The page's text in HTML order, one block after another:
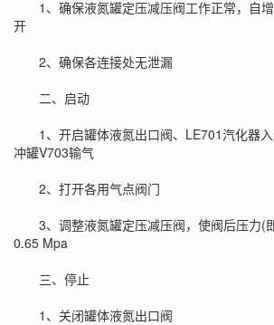
1、确保液氮罐定压减压阀工作正常，自
开
2、确保各连接处无泄漏
二、启动
1、开启罐体液氮出口阀、LE701汽化器入
冲罐V703输气
2、打开各用气点阀门
3、调整液氮罐定压减压阀，使阀后压力(
0.65 Mpa
三、停止
1、关闭罐体液氮出口阀